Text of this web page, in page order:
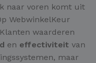
naar voren komt uit
WebwinkelKeur
waarderen
en effectiviteit van
maar